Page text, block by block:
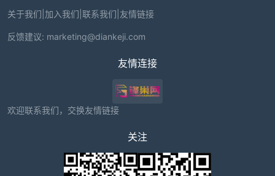
关于我们 加入我们 联系我们 友情链接
反馈建议: marketing@diankeji.com
友情连接
欢迎联系我们，交换友情链接
关注